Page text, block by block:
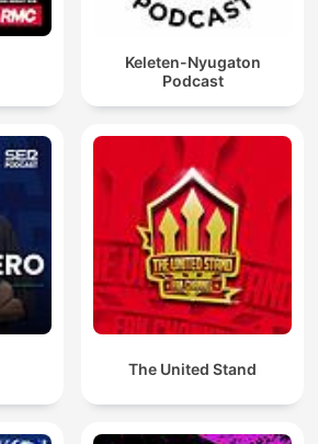
Keleten-Nyugaton
Podcast
The United Stand